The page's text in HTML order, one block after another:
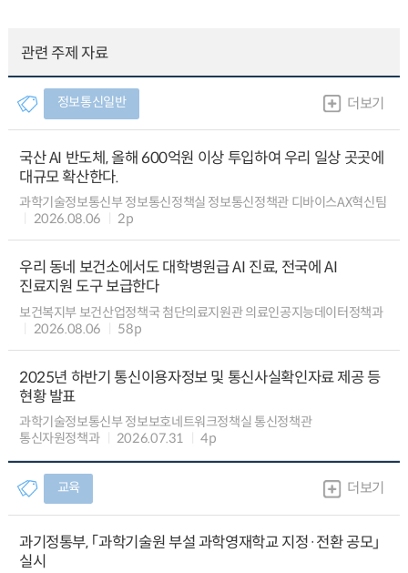
관련 주제 자료
정보통신일반 더보기
국산 AI 반도체, 올해 600억원 이상 투입하여 우리 일상 곳곳에
대규모 확산한다.
과학기술정보통신부 정보통신정책실 정보통신정책관 디바이스AX혁신팀
2026.08.06
2p
우리 동네 보건소에서도 대학병원급 AI 진료, 전국에 AI
진료지원 도구 보급한다
보건복지부 보건산업정책국 첨단의료지원관 의료인공지능데이터정책과
2026.08.06
58p
2025년 하반기 통신이용자정보 및 통신사실확인자료 제공 등
현황 발표
과학기술정보통신부 정보보호네트워크정책실 통신정책관
통신자원정책과
2026.07.31 4p
교육 더보기
과기정통부, 「과학기술원 부설 과학영재학교 지정·전환 공모」
실시